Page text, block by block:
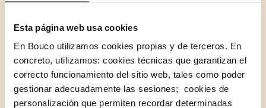
Esta página web usa cookies
En Bouco utilizamos cookies propias y de terceros. En
concreto, utilizamos: cookies técnicas que garantizan el
correcto funcionamiento del sitio web, tales como poder
gestionar adecuadamente las sesiones; cookies de
personalización que permiten recordar determinadas
En Bouco, entendemos que el movimiento es
saludable. Por eso, nuestras residencias y
centros de día cuentan con espacios
adaptados yprogramas de psicomotricidad
guiados por terapeutas especializados, que
combinan ejercicios físicos, cognitivos y